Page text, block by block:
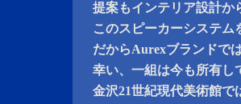
提案もインテリア設計か
このスピーカーシステ
だからAurexブランドで
幸い、一組は今も所有し
金沢21世紀現代美術館で